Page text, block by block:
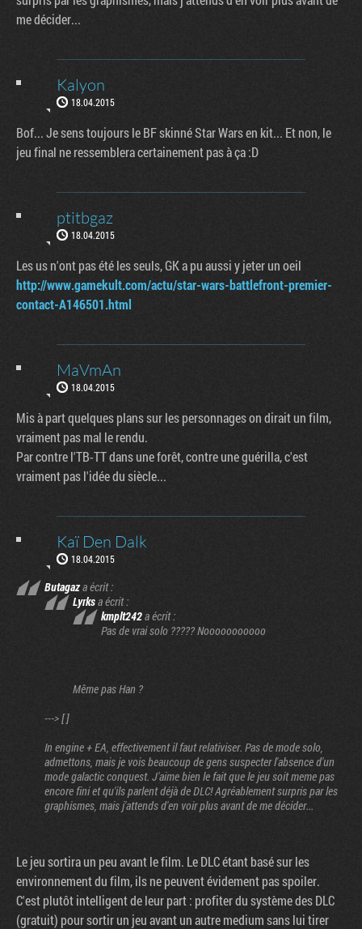
me décider...
Kalyon
18.04.2015
Bof... Je sens toujours le BF skinné Star Wars en kit... Et non, le
jeu final ne ressemblera certainement pas à ça :D
ptitbgaz
18.04.2015
Les us n'ont pas été les seuls, GK a pu aussi y jeter un oeil
http://www.gamekult.com/actu/star-wars-battlefront-premier-
contact-A146501.html
MaVmAn
18.04.2015
Mis à part quelques plans sur les personnages on dirait un film,
vraiment pas mal le rendu.
Par contre l'TB-TT dans une forêt, contre une guérilla, c'est
vraiment pas l'idée du siècle...
Kaï Den Dalk
18.04.2015
Butagaza écrit :
Lyrksa écrit :
kmplt242a écrit :
Pas de vrai solo ????? Nooooooooooo
Même pas Han ?
---> [ ]
In engine + EA, effectivement il faut relativiser. Pas de mode solo,
admettons, mais je vois beaucoup de gens suspecter l'absence d'un
mode galactic conquest. J'aime bien le fait que le jeu soit meme pas
encore fini et qu'ils parlent déjà de DLC! Agréablement surpris par les
graphismes, mais j'attends d'en voir plus avant de me décider...
Le jeu sortira un peu avant le film. Le DLC étant basé sur les
environnement du film, ils ne peuvent évidement pas spoiler.
C'est plutôt intelligent de leur part : profiter du système des DLC
(gratuit) pour sortir un jeu avant un autre medium sans lui tirer